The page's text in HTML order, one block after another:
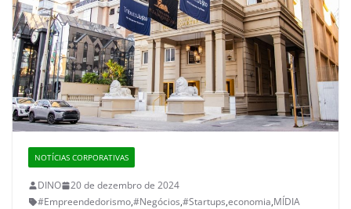
NOTÍCIAS CORPORATIVAS
DINO
20 de dezembro de 2024
#Empreendedorismo,#Negócios,#Startups,economia,MÍDIA